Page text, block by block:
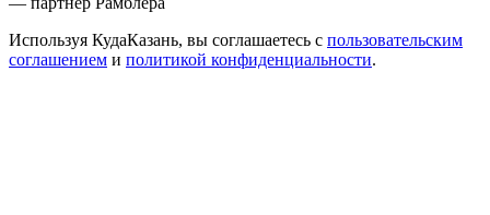
Используя КудаКазань, вы соглашаетесь с пользовательским
соглашением и политикой конфиденциальности.